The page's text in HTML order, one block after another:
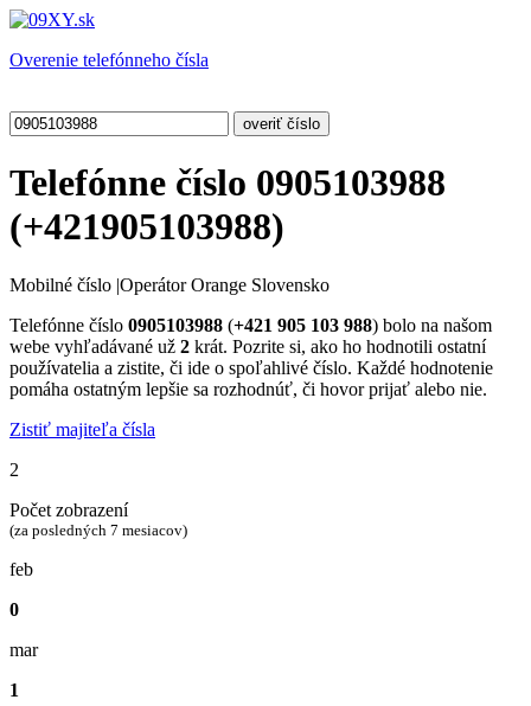
Overenie telefónneho čísla
Telefónne číslo 0905103988
(+421905103988)
Mobilné číslo |Operátor Orange Slovensko
Telefónne číslo 0905103988 (+421 905 103 988) bolo na našom
webe vyhľadávané už 2 krát. Pozrite si, ako ho hodnotili ostatní
používatelia a zistite, či ide o spoľahlivé číslo. Každé hodnotenie
pomáha ostatným lepšie sa rozhodnúť, či hovor prijať alebo nie.
Zistiť majiteľa čísla
2
Počet zobrazení
(za posledných 7 mesiacov)
feb
0
mar
1